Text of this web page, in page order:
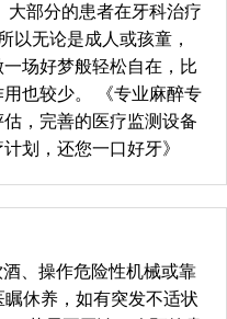
大部分的患者在牙科治疗
以无论是成人或孩童，
场好梦般轻松自在，比
也较少。 《专业麻醉专
，完善的医疗监测设备
划，还您一口好牙》
、操作危险性机械或靠
休养，如有突发不适状